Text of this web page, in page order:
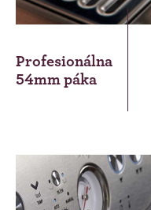
Profesionálna
54mm páka